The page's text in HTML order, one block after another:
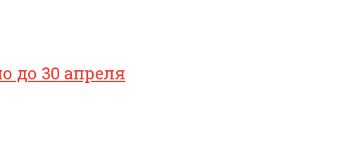
до 30 апреля